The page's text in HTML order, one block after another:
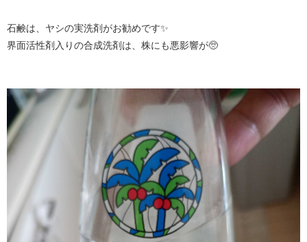
石鹸は、ヤシの実洗剤がお勧めです✨
界面活性剤入りの合成洗剤は、株にも悪影響が🥺